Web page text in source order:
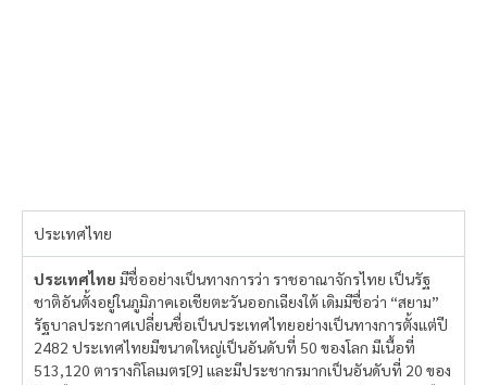
ประเทศไทย
ประเทศไทย มีชื่ออย่างเป็นทางการว่า ราชอาณาจักรไทย เป็นรัฐ
ชาติอันตั้งอยู่ในภูมิภาคเอเชียตะวันออกเฉียงใต้ เดิมมีชื่อว่า “สยาม”
รัฐบาลประกาศเปลี่ยนชื่อเป็นประเทศไทยอย่างเป็นทางการตั้งแต่ปี
2482 ประเทศไทยมีขนาดใหญ่เป็นอันดับที่ 50 ของโลก มีเนื้อที่
513,120 ตารางกิโลเมตร[9] และมีประชากรมากเป็นอันดับที่ 20 ของ